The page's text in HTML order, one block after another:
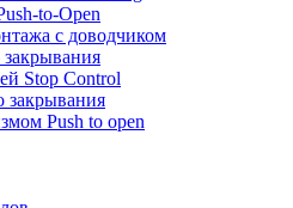
to-Open
с доводчиком
Stop Control
закрывания
Push to open